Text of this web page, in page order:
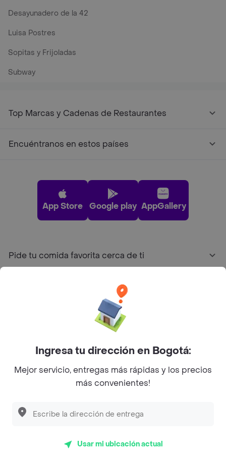
Desayunadero de la 42
Luisa Postres
Sopitas y Frijoladas
Subway
Top Marcas y Cadenas de Restaurantes
Encuéntranos en estos países
App Store Google play AppGallery
Pide tu comida favorita cerca de ti
Sobre Rappi
Facebook
TwitterInstagram
Ingresa tu dirección en Bogotá:
Mejor servicio, entregas más rápidas y los precios
más convenientes!
Usar mi ubicación actual